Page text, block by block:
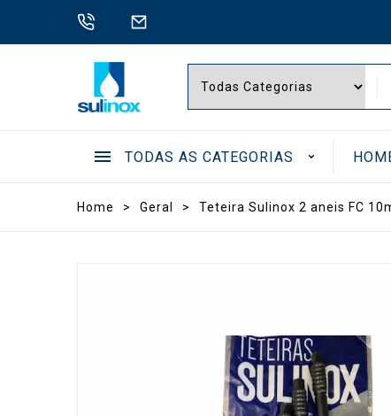
. TODAS AS CATEGORIAS
Home > Geral > Teteira Sulinox 2 aneis FC